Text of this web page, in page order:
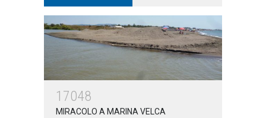
17048
MIRACOLO A MARINA VELCA